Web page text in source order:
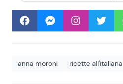
anna moroni ricette all'italiana